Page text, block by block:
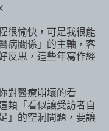
很愉快，可是我很能
病關係」的主軸，客
反思，這些年寫作經
對醫療崩壞的看
類「看似讓受訪者自
」的空洞問題，要讓